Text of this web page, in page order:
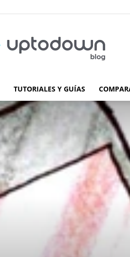
Blog
TUTORIALES Y GUÍAS